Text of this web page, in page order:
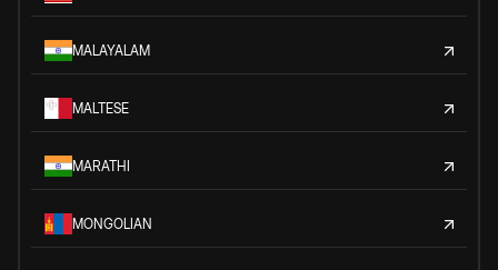
MALAYALAM
MALTESE
MARATHI
MONGOLIAN